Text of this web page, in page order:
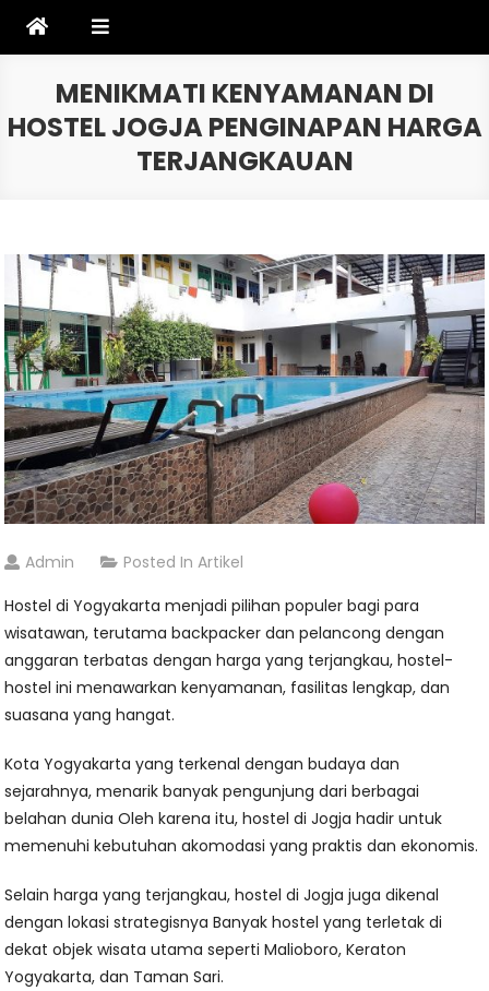
MENIKMATI KENYAMANAN DI
HOSTEL JOGJA PENGINAPAN HARGA
TERJANGKAUAN
Admin Posted InArtikel
Hostel di Yogyakarta menjadi pilihan populer bagi para
wisatawan, terutama backpacker dan pelancong dengan
anggaran terbatas dengan harga yang terjangkau, hostel-
hostel ini menawarkan kenyamanan, fasilitas lengkap, dan
suasana yang hangat.
Kota Yogyakarta yang terkenal dengan budaya dan
sejarahnya, menarik banyak pengunjung dari berbagai
belahan dunia Oleh karena itu, hostel di Jogja hadir untuk
memenuhi kebutuhan akomodasi yang praktis dan ekonomis.
Selain harga yang terjangkau, hostel di Jogja juga dikenal
dengan lokasi strategisnya Banyak hostel yang terletak di
dekat objek wisata utama seperti Malioboro, Keraton
Yogyakarta, dan Taman Sari.